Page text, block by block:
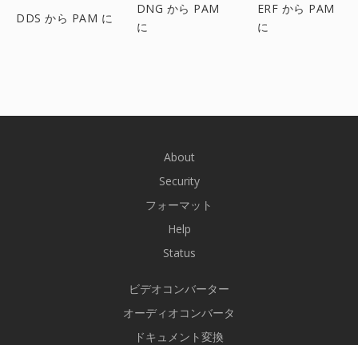
DDS から PAM に
DNG から PAM
に
ERF から PAM
に
About
Security
フォーマット
Help
Status
ビデオコンバーター
オーディオコンバータ
ドキュメント変換